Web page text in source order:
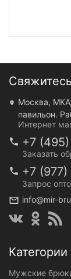
Москва,
павильон.
Интернет
+7
Заказать
+7
Запрос
info@mir-
Категории
Мужские